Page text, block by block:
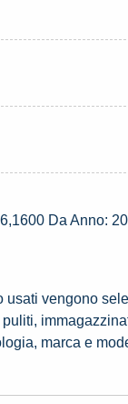
Da Anno:
usati vengono
marca e